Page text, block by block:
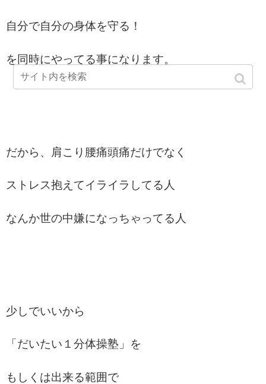
自分で自分の身体を守る！
を同時にやってる事になります。
だから、肩こり腰痛頭痛だけでなく
ストレス抱えてイライラしてる人
なんか世の中嫌になっちゃってる人
少しでいいから
「だいたい１分体操塾」を
もしくは出来る範囲で